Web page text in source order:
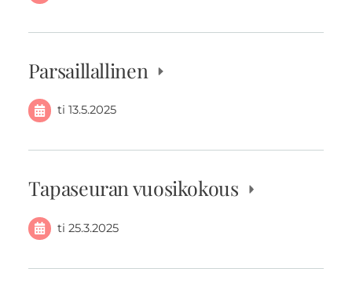
Parsaillallinen
ti 13.5.2025
Tapaseuran vuosikokous
ti 25.3.2025